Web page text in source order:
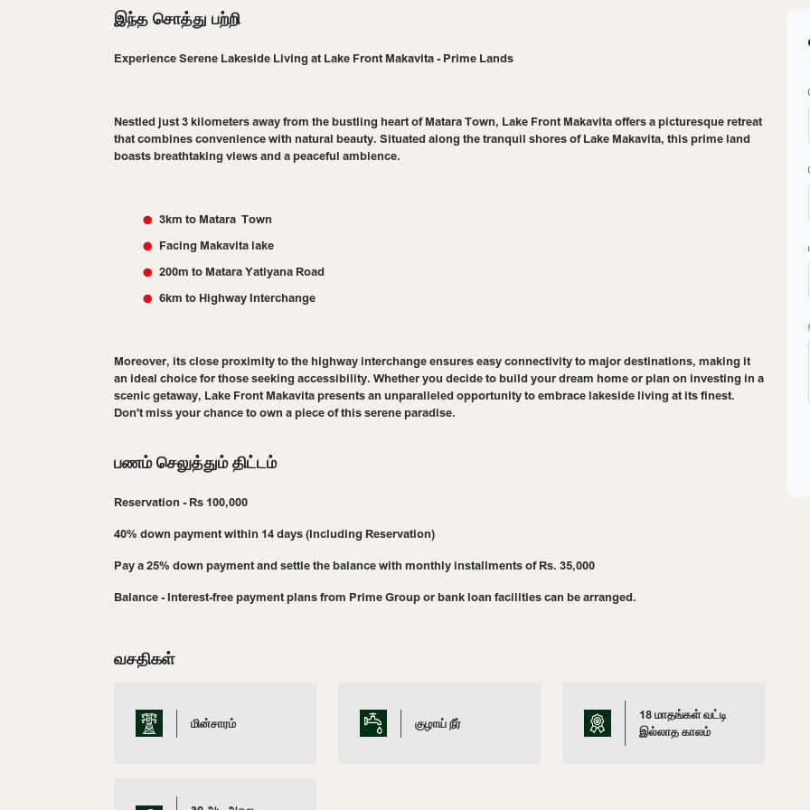
இந்த சொத்து பற்றி
Experience Serene Lakeside Living at Lake Front Makavita - Prime Lands
Nestled just 3 kilometers away from the bustling heart of Matara Town, Lake Front Makavita offers a picturesque retreat
that combines convenience with natural beauty. Situated along the tranquil shores of Lake Makavita, this prime land
boasts breathtaking views and a peaceful ambience.
3km to Matara Town
Facing Makavita lake
200m to Matara Yatiyana Road
6km to Highway Interchange
Moreover, its close proximity to the highway interchange ensures easy connectivity to major destinations, making it
an ideal choice for those seeking accessibility. Whether you decide to build your dream home or plan on investing in a
scenic getaway, Lake Front Makavita presents an unparalleled opportunity to embrace lakeside living at its finest.
Don't miss your chance to own a piece of this serene paradise.
பணம் செலுத்தும் திட்டம்
Reservation - Rs 100,000
40% down payment within 14 days (Including Reservation)
Pay a 25% down payment and settle the balance with monthly installments of Rs. 35,000
Balance - Interest-free payment plans from Prime Group or bank loan facilities can be arranged.
வசதிகள்
மின்சாரம் குழாய் நீர்
18 மாதங்கள் வட்டி
இல்லாத காலம்